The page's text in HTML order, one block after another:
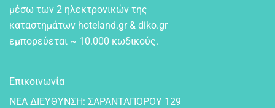
μέσω των 2 ηλεκτρονικών της
καταστημάτων hoteland.gr & diko.gr
εμπορεύεται ~ 10.000 κωδικούς.
Επικοινωνία
NEA ΔIEYΘYNΣH: ΣAPANTAΠOPOY 129